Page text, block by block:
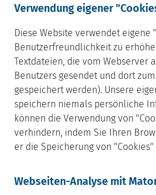
Verwendung eigener
Diese Website verwendet eigene
Benutzerfreundlichkeit zu
Textdateien, die vom Webserver
Benutzers gesendet und dort
gespeichert werden). Unsere
speichern niemals persönliche
können die Verwendung von
verhindern, indem Sie Ihren
er die Speicherung von
Webseiten-Analyse mit